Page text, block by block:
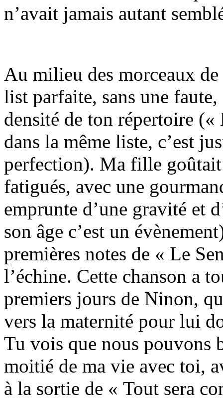
n’avait jamais autant
Au milieu des morceaux
list parfaite, sans une
densité de ton répertoire
dans la même liste, c’est
perfection). Ma fille goûtait
fatigués, avec une
emprunte d’une gravité et
son âge c’est un
premières notes de « Le
l’échine. Cette chanson a
premiers jours de Ninon,
vers la maternité pour lui
Tu vois que nous pouvons
moitié de ma vie avec toi,
à la sortie de « Tout sera